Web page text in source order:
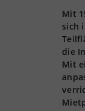
Mit
sich
die
Mit